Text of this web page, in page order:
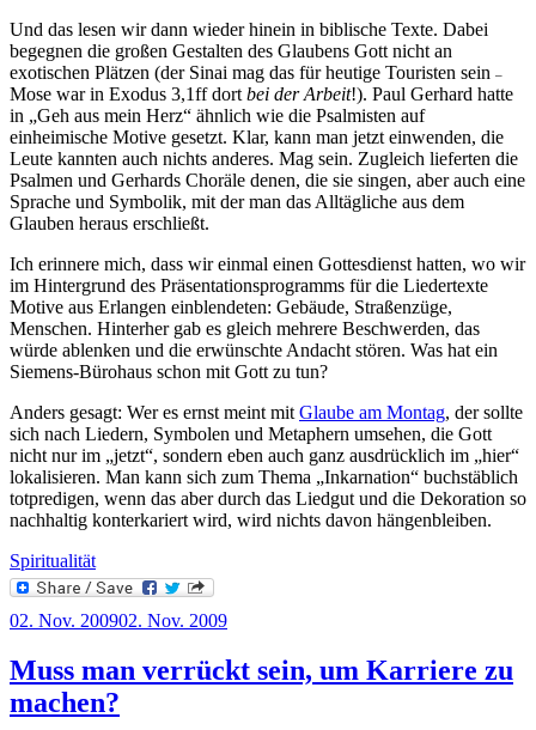
Und das lesen wir dann wieder hinein in biblische Texte. Dabei
begegnen die großen Gestalten des Glaubens Gott nicht an
exotischen Plätzen (der Sinai mag das für heutige Touristen sein –
Mose war in Exodus 3,1ff dort bei der Arbeit!). Paul Gerhard hatte
in „Geh aus mein Herz“ ähnlich wie die Psalmisten auf
einheimische Motive gesetzt. Klar, kann man jetzt einwenden, die
Leute kannten auch nichts anderes. Mag sein. Zugleich lieferten die
Psalmen und Gerhards Choräle denen, die sie singen, aber auch eine
Sprache und Symbolik, mit der man das Alltägliche aus dem
Glauben heraus erschließt.
Ich erinnere mich, dass wir einmal einen Gottesdienst hatten, wo wir
im Hintergrund des Präsentationsprogramms für die Liedertexte
Motive aus Erlangen einblendeten: Gebäude, Straßenzüge,
Menschen. Hinterher gab es gleich mehrere Beschwerden, das
würde ablenken und die erwünschte Andacht stören. Was hat ein
Siemens-Bürohaus schon mit Gott zu tun?
Anders gesagt: Wer es ernst meint mit Glaube am Montag, der sollte
sich nach Liedern, Symbolen und Metaphern umsehen, die Gott
nicht nur im „jetzt“, sondern eben auch ganz ausdrücklich im „hier“
lokalisieren. Man kann sich zum Thema „Inkarnation“ buchstäblich
totpredigen, wenn das aber durch das Liedgut und die Dekoration so
nachhaltig konterkariert wird, wird nichts davon hängenbleiben.
Spiritualität
Veröffentlicht
02. Nov. 200902. Nov. 2009
Muss man verrückt sein, um Karriere zu
machen?